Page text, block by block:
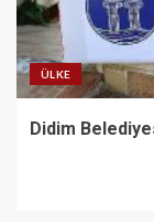
ÜLKE
Didim